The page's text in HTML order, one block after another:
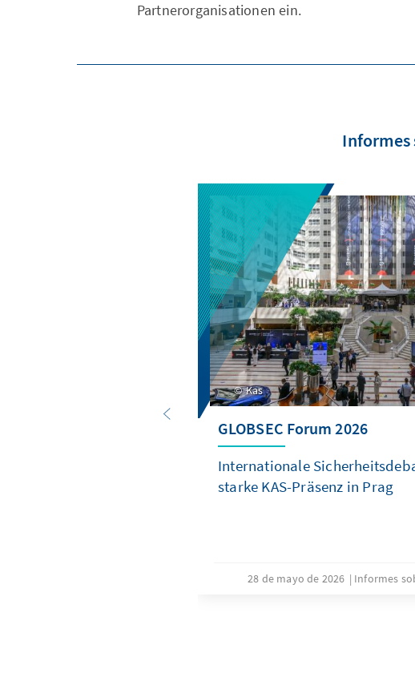
Partnerorganisationen ein.
Informes
Kas
GLOBSEC Forum 2026
Internationale
starke KAS-Präsenz in Prag
28 de mayo de 2026 Informes